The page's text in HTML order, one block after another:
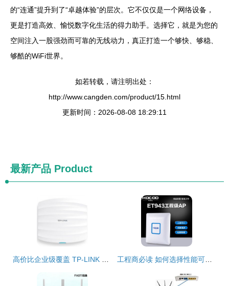
的“连通”提升到了“卓越体验”的层次。它不仅仅是一个网络设备，
更是打造高效、愉悦数字化生活的得力助手。选择它，就是为您的
空间注入一股强劲而可靠的无线动力，真正打造一个够快、够稳、
够酷的WiFi世界。
如若转载，请注明出处：
http://www.cangden.com/product/15.html
更新时间：2026-08-08 18:29:11
最新产品 Product